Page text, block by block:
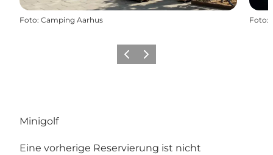
Foto: Camping Aarhus Foto:
ZurückWeiter
Minigolf
Eine vorherige Reservierung ist nicht